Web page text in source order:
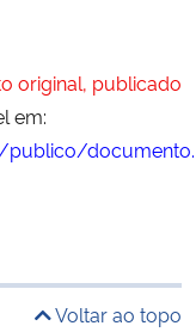
original, publicado
em:
Voltar ao topo